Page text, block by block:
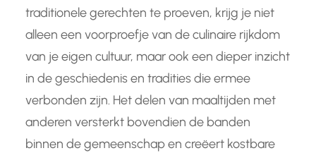
traditionele gerechten te proeven, krijg je niet
alleen een voorproefje van de culinaire rijkdom
van je eigen cultuur, maar ook een dieper inzicht
in de geschiedenis en tradities die ermee
verbonden zijn. Het delen van maaltijden met
anderen versterkt bovendien de banden
binnen de gemeenschap en creëert kostbare